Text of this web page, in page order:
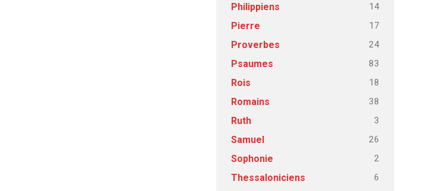
Philippiens 14
Pierre 17
Proverbes 24
Psaumes 83
Rois 18
Romains 38
Ruth 3
Samuel 26
Sophonie 2
Thessaloniciens
6